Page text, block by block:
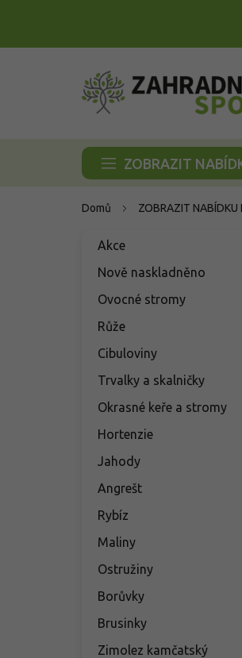
ZOBRAZIT
Domů ZOBRAZIT NABÍDKU
Přeskočit
Akce
Nově naskladněno
Ovocné stromy
Růže
Cibuloviny
Trvalky a skalničky
Okrasné keře a stromy
Hortenzie
Jahody
Angrešt
Rybíz
Maliny
Ostružiny
Borůvky
Brusinky
Zimolez kamčatský